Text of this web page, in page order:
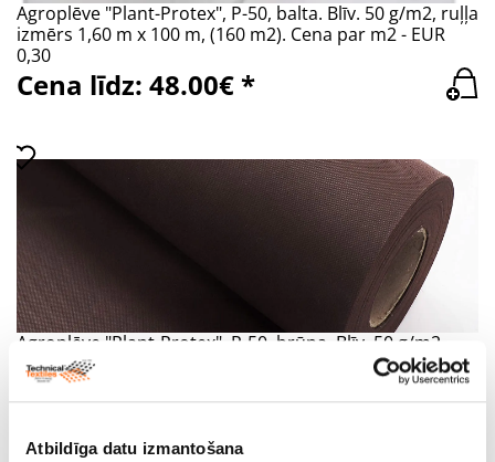
Atbildīga datu izmantošana
Agroplēve "Plant-Protex", P-50, balta. Blīv. 50 g/m2, ruļļa
izmērs 1,60 m x 100 m, (160 m2). Cena par m2 - EUR
0,30
Cena līdz: 48.00€ *
Agroplēve "Plant-Protex", P-50, brūna. Blīv. 50 g/m2,
ruļļa izmērs 1,60 m x 100 m, (160 m2). Cena par m2 -
EUR 0,30
Cena līdz: 48.00€ *